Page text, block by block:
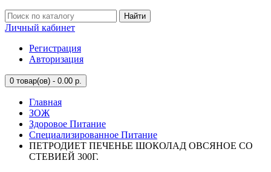
Найти
Личный кабинет
Регистрация
Авторизация
0 товар(ов) - 0.00 р.
Главная
ЗОЖ
Здоровое Питание
Специализированное Питание
ПЕТРОДИЕТ ПЕЧЕНЬЕ ШОКОЛАД ОВСЯНОЕ СО
СТЕВИЕЙ 300Г.